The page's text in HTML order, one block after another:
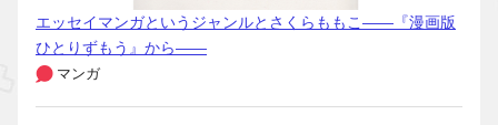
エッセイマンガというジャンルとさくらももこ――『漫画版
ひとりずもう』から――
マンガ